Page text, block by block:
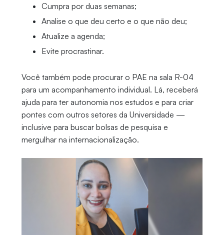
Cumpra por duas semanas;
Analise o que deu certo e o que não deu;
Atualize a agenda;
Evite procrastinar.
Você também pode procurar o PAE na sala R-04
para um acompanhamento individual. Lá, receberá
ajuda para ter autonomia nos estudos e para criar
pontes com outros setores da Universidade —
inclusive para buscar bolsas de pesquisa e
mergulhar na internacionalização.